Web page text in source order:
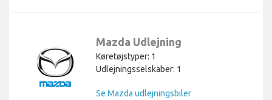
Mazda Udlejning
Køretøjstyper: 1
Udlejningsselskaber: 1
Se Mazda udlejningsbiler